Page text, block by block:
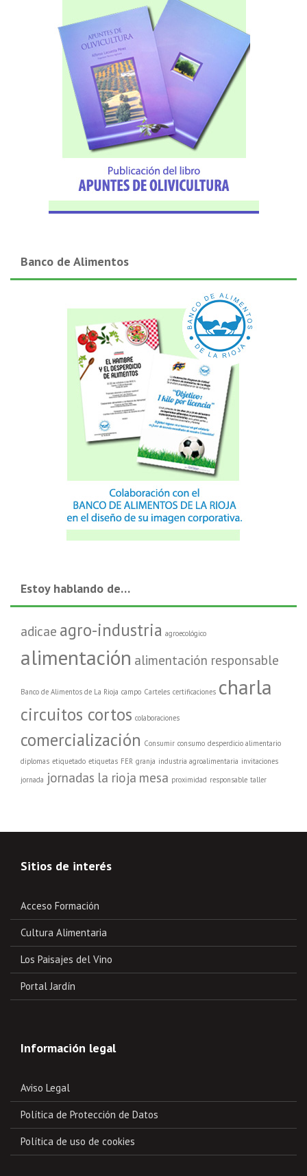
Banco de Alimentos
Estoy hablando de…
adicae agro-industria agroecológico
alimentación alimentación responsable
Banco de Alimentos de La Rioja campo Carteles certificaciones charla
circuitos cortos colaboraciones
comercialización Consumir consumo desperdicio alimentario
diplomas etiquetado etiquetas FER granja industria agroalimentaria invitaciones
jornada jornadas la rioja mesa proximidad responsable taller
Sitios de interés
Acceso Formación
Cultura Alimentaria
Los Paisajes del Vino
Portal Jardín
Información legal
Aviso Legal
Política de Protección de Datos
Política de uso de cookies